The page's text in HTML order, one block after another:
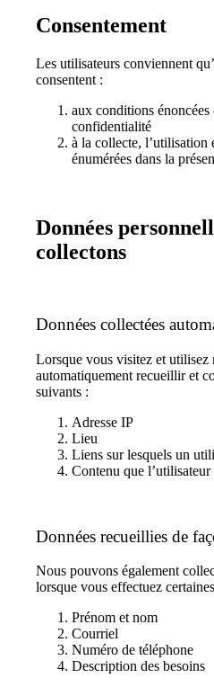
Consentement
Les utilisateurs conviennent
consentent :
aux conditions
confidentialité
à la collecte, l’utilisation
énumérées dans la
Données
collectons
Données collectées
Lorsque vous visitez et utilisez
automatiquement recueillir et
suivants :
Adresse IP
Lieu
Liens sur lesquels un
Contenu que
Données recueillies de
Nous pouvons également
lorsque vous effectuez
Prénom et nom
Courriel
Numéro de téléphone
Description des besoins